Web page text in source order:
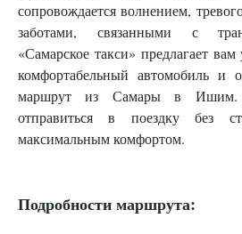
сопровождается волнением,
заботами, связанными с
«Самарское такси» предлагает
комфортабельный автомобиль и
маршрут из Самары в Ишим.
отправиться в поездку без
максимальным комфортом.
Подробности маршрута: